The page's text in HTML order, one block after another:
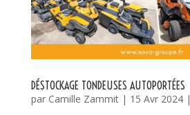
DÉSTOCKAGE TONDEUSES AUTOPORTÉES
par Camille Zammit| 15 Avr 2024|